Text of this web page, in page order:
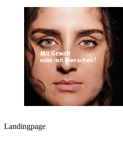
Landingpage